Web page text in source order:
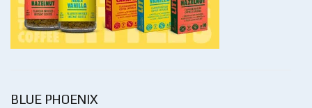
BLUE PHOENIX